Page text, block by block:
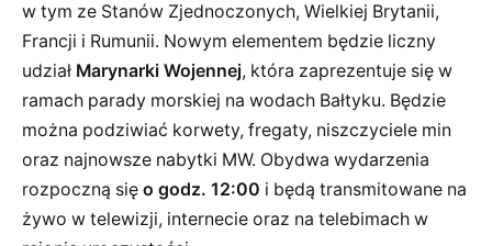
w tym ze Stanów Zjednoczonych, Wielkiej Brytanii,
Francji i Rumunii. Nowym elementem będzie liczny
udział Marynarki Wojennej, która zaprezentuje się w
ramach parady morskiej na wodach Bałtyku. Będzie
można podziwiać korwety, fregaty, niszczyciele min
oraz najnowsze nabytki MW. Obydwa wydarzenia
rozpoczną się o godz. 12:00 i będą transmitowane na
żywo w telewizji, internecie oraz na telebimach w